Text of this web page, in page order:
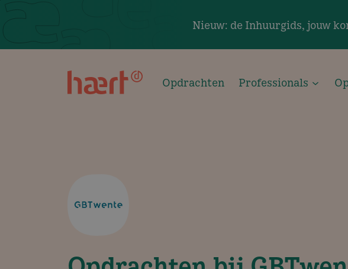
Nieuw: de Inhuurgids, jouw
Opdrachten Professionals